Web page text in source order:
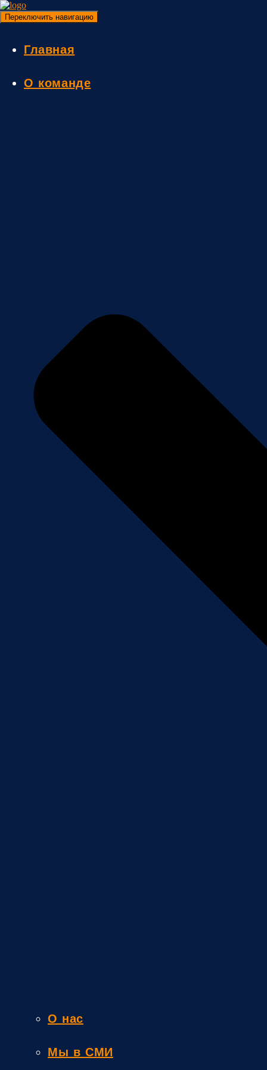
Переключить навигацию
Главная
О команде
О нас
Мы в СМИ